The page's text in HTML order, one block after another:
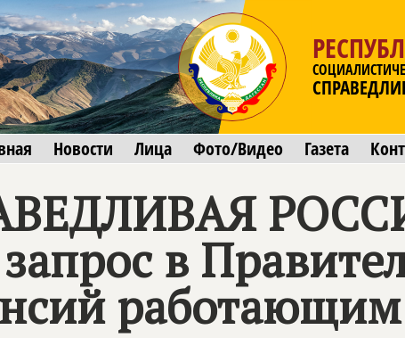
Новости Лица Фото/Видео Газета
в